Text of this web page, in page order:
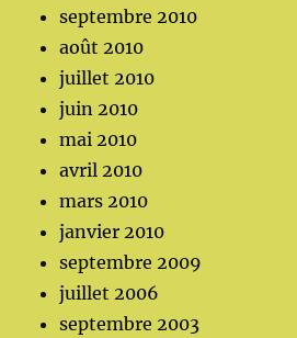
septembre 2010
août 2010
juillet 2010
juin 2010
mai 2010
avril 2010
mars 2010
janvier 2010
septembre 2009
juillet 2006
septembre 2003